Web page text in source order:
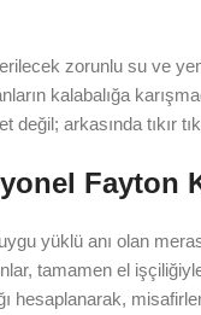
zorunlu su ve
kalabalığa
arkasında tıkır
Fayton
yüklü anı olan
tamamen el
hesaplanarak,